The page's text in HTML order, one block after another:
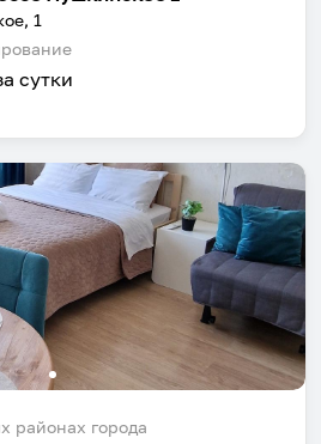
1
сутки
районах города